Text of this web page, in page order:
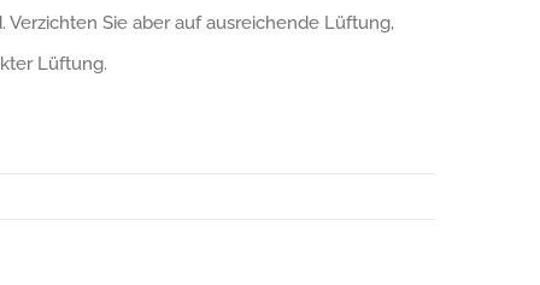
Sie aber auf ausreichende Lüftung,
Lüftung.